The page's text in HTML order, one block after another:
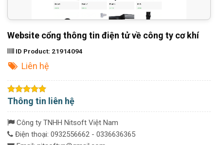
Website cổng thông tin điện tử về công ty cơ khí
ID Product: 21914094
Liên hệ
Thông tin liên hệ
Công ty TNHH Nitsoft Việt Nam
Điện thoại: 0932556662 - 0336636365